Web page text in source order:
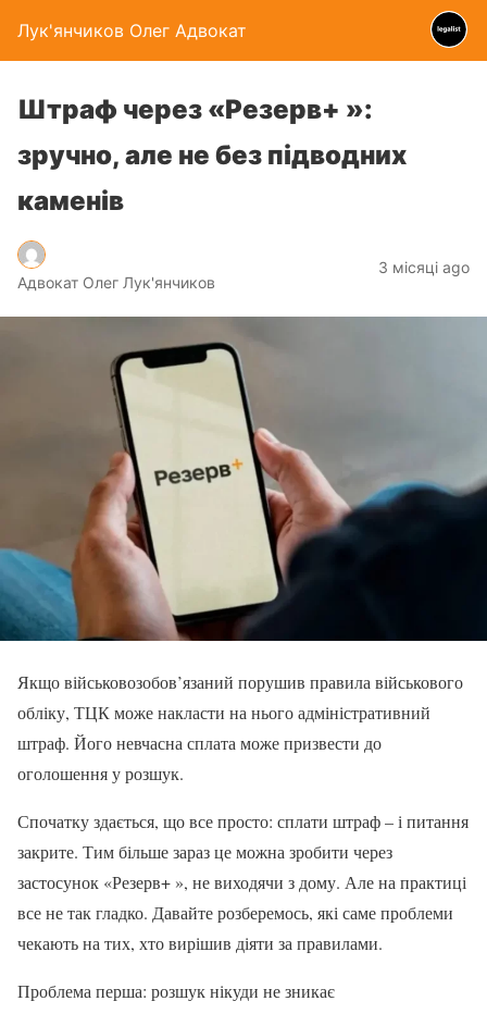
Лук'янчиков Олег Адвокат
Штраф через «Резерв+ »:
зручно, але не без підводних
каменів
Адвокат Олег Лук'янчиков
3 місяці ago
Якщо військовозобов’язаний порушив правила військового
обліку, ТЦК може накласти на нього адміністративний
штраф. Його невчасна сплата може призвести до
оголошення у розшук.
Спочатку здається, що все просто: сплати штраф – і питання
закрите. Тим більше зараз це можна зробити через
застосунок «Резерв+ », не виходячи з дому. Але на практиці
все не так гладко. Давайте розберемось, які саме проблеми
чекають на тих, хто вирішив діяти за правилами.
Проблема перша: розшук нікуди не зникає